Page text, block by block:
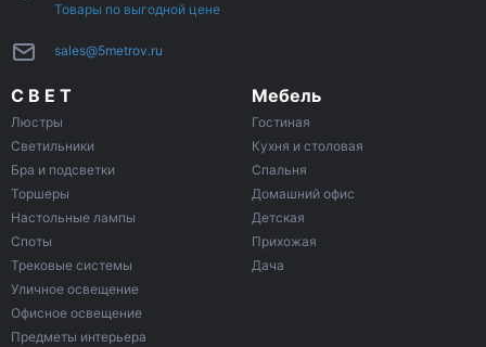
Товары по выгодной цене
sales@5metrov.ru
С В Е Т
Люстры
Светильники
Бра и подсветки
Торшеры
Настольные лампы
Споты
Трековые системы
Уличное освещение
Офисное освещение
Предметы интерьера
Мебель
Гостиная
Кухня и столовая
Спальня
Домашний офис
Детская
Прихожая
Дача